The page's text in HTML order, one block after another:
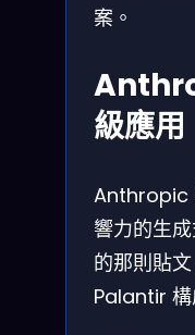
案。
級應用
Anthropic
響力的生
的那則貼
Palantir 構